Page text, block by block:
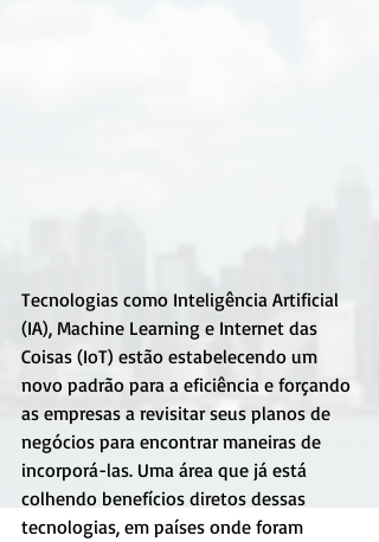
Tecnologias como Inteligência Artificial
(IA), Machine Learning e Internet das
Coisas (IoT) estão estabelecendo um
novo padrão para a eficiência e forçando
as empresas a revisitar seus planos de
negócios para encontrar maneiras de
incorporá-las. Uma área que já está
colhendo benefícios diretos dessas
tecnologias, em países onde foram